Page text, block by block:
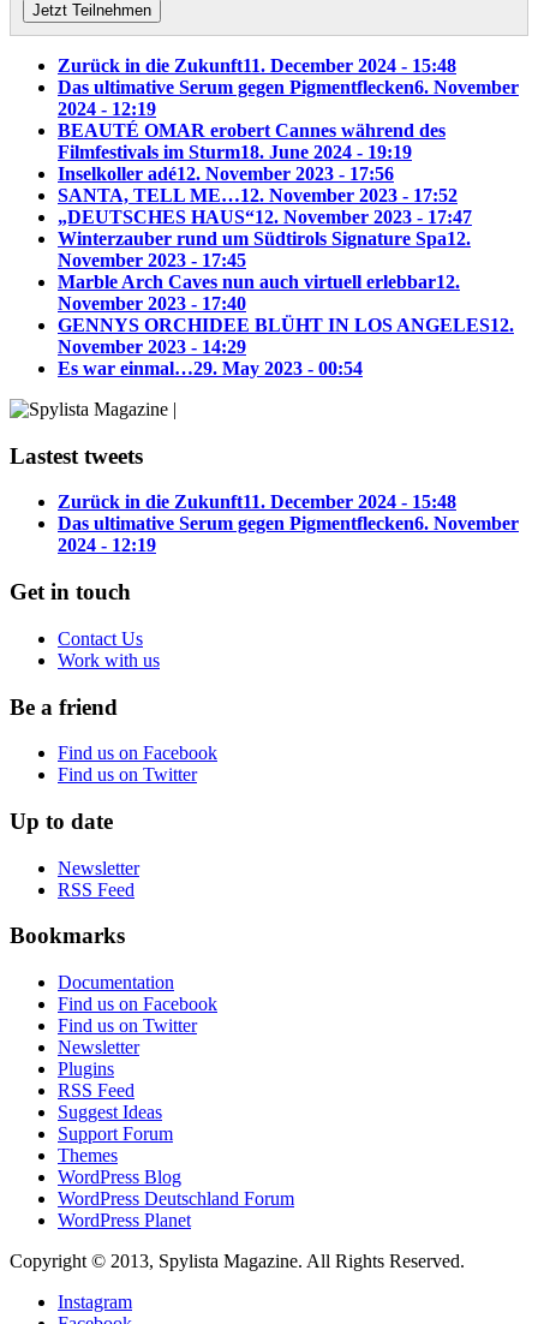
Jetzt Teilnehmen
Zurück in die Zukunft11. December 2024 - 15:48
Das ultimative Serum gegen Pigmentflecken6. November
2024 - 12:19
BEAUTÉ OMAR erobert Cannes während des
Filmfestivals im Sturm18. June 2024 - 19:19
Inselkoller adé12. November 2023 - 17:56
SANTA, TELL ME…12. November 2023 - 17:52
„DEUTSCHES HAUS“12. November 2023 - 17:47
Winterzauber rund um Südtirols Signature Spa12.
November 2023 - 17:45
Marble Arch Caves nun auch virtuell erlebbar12.
November 2023 - 17:40
GENNYS ORCHIDEE BLÜHT IN LOS ANGELES12.
November 2023 - 14:29
Es war einmal…29. May 2023 - 00:54
Lastest tweets
Zurück in die Zukunft11. December 2024 - 15:48
Das ultimative Serum gegen Pigmentflecken6. November
2024 - 12:19
Get in touch
Contact Us
Work with us
Be a friend
Find us on Facebook
Find us on Twitter
Up to date
Newsletter
RSS Feed
Bookmarks
Documentation
Find us on Facebook
Find us on Twitter
Newsletter
Plugins
RSS Feed
Suggest Ideas
Support Forum
Themes
WordPress Blog
WordPress Deutschland Forum
WordPress Planet
Copyright © 2013, Spylista Magazine. All Rights Reserved.
Instagram